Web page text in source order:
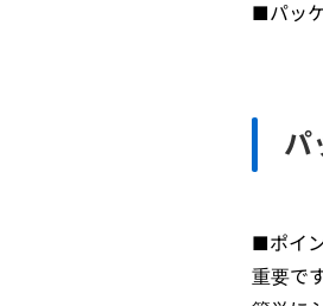
■パッ
パ
■ポイ
重要で